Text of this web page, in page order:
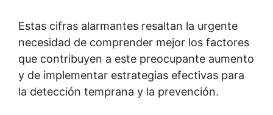
Estas cifras alarmantes resaltan la urgente
necesidad de comprender mejor los factores
que contribuyen a este preocupante aumento
y de implementar estrategias efectivas para
la detección temprana y la prevención.